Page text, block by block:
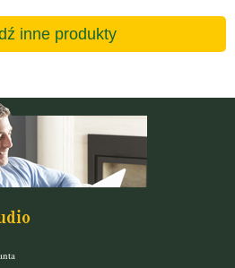
inne produkty